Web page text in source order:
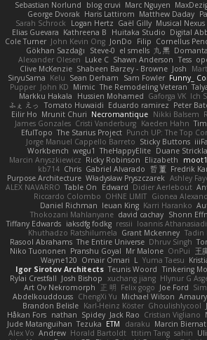
Sebastian Norlund
blog cruvi Marc Nguyen
George Dvorak Haris Lattirom Matthew Daday
Sarah Schrock
Logan Hertz Gaël Gilly Musical Nexus
Elias Guevara Kathreena B Huitaka Studio Digital
Cole Turner John Kevin Ong JonDo Filip Cornellus
Gökhan Sazdağı
Steve-0 el smells 丸 黒
Alexander Olesen Luke C Shawn Anderson Tess
Clive McKenzie Shabeen Barzey - Browne Josh
SiryuSama Kelu Sean Derham Sam Fowler Funny_
Pupper John KD Mimic The Remodeling Veteran
Markku Hakala
Hussien Mohamed Gaforga VK Ich
ふぇ えっ
Tomato Huwaidi Eduardo ramirez Peter
Eilir Ho Mrunit Churi Necromantique Nikki Balsem
James Gonzales Cristi Vanderburg Kaeden Hahn
EfulTopo The Starius Project Punch UP: The Top
Jorge Manuel Cappello Barreto Sticky Buttons
Workbench wegu1 TheHappyElite Duane
Marcin Anyszkiewicz Ricky Robinson Elizabeth
kb714 Chris Gabriel Alvarado 哲 董 Fredrik
Purpose Architecture Władysław Pryszczarek Ashley
ALEX NAVARRO Table On Edward Didier Aerlebout
Riccardo Colombo OHNE LIMIT Gionea
Daniel Richman Ieuan King Karri Haranko
Thokozani Mahlanyane david cachay Shonn
Tiffany Edwards iaksdfg fodkg ressii Ioannis
Khuthadzo Ratshilumela Grant Mckenney Tadin
Rasool Abrahams The Entire Universe Dhruv Singh
Niko Tuononen Pranshu Goyal Mr Malone OnPui 王
Wayne120 Omair Omari L Yuma Taesu
Igor Sirotov Architects Teunis Woord Tinkering
Rylai Crestfall Josh Bishop xuchang jiang Hlynur G
Art Ov Nekromorph
正 明 Felix gogo Joe Ford
Abdelkouddouss ChengXi Yu Michael Wilson
Brandon Belisle Karl-Heinz Köster Ghoulishlycool
Håkan Fors nathan Spidey Jack Rao Cristian Vigliano
Jude Matanguihan Tezuka ETM daraku Marcin Biernat
Alex Vo Andrew Horald Bartoldt ttitim Tang sahin